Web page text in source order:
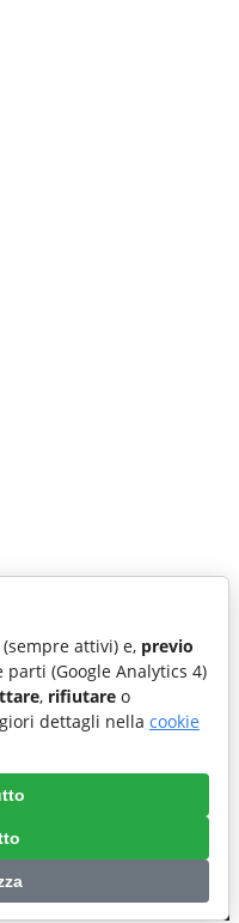
|Privacy policy
attivi) e, previo
(Google Analytics 4)
, rifiutare o
dettagli nella cookie